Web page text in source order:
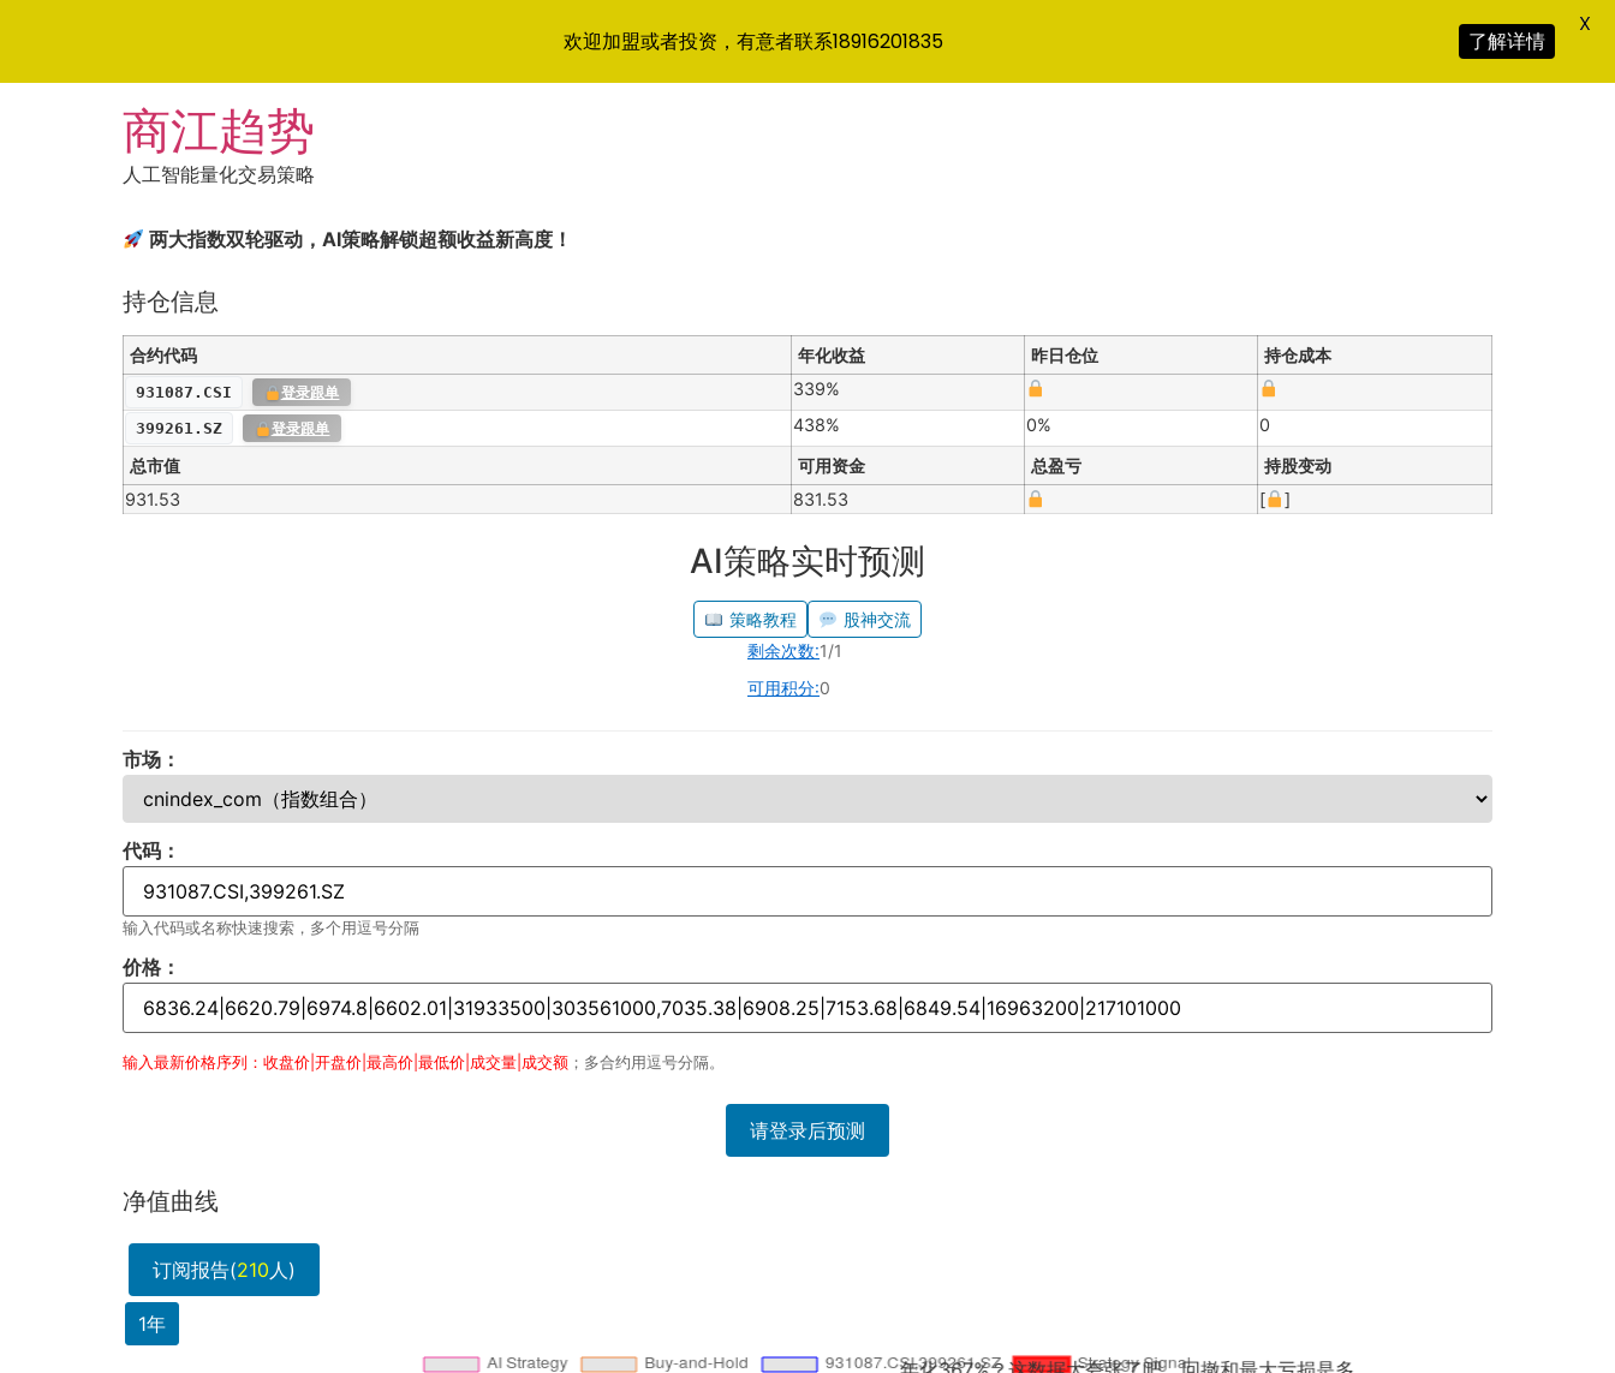
商江趋势
人工智能量化交易策略
两大指数双轮驱动，AI策略解锁超额收益新高度！
持仓信息
合约代码 年化收益 昨日仓位 持仓成本
931087.CSI 登录跟单 339%
399261.SZ 登录跟单 438% 0%
0
总市值
可用资金 总盈亏
持股变动
931.53
831.53 [ ]
AI策略实时预测
策略教程
股神交流
剩余次数:1/1
可用积分:0
市场：
代码：
输入代码或名称快速搜索，多个用逗号分隔
价格：
输入最新价格序列：收盘价|开盘价|最高价|最低价|成交量|成交额 ；多合约用逗号分隔。
请登录后预测
净值曲线
订阅报告(210人)
1年
欢迎加盟或者投资，有意者联系18916201835 了解详情
X